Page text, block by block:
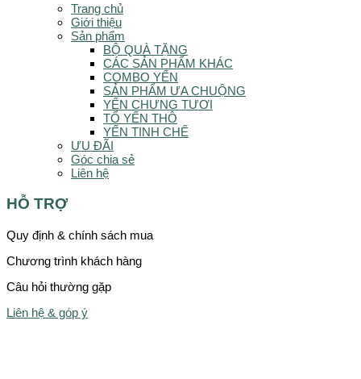
Trang chủ
Giới thiệu
Sản phẩm
BỘ QUÀ TẶNG
CÁC SẢN PHẨM KHÁC
COMBO YẾN
SẢN PHẨM ƯA CHUỘNG
YẾN CHƯNG TƯƠI
TỔ YẾN THÔ
YẾN TINH CHẾ
ƯU ĐÃI
Góc chia sẻ
Liên hệ
HỖ TRỢ
Quy định & chính sách mua
Chương trình khách hàng
Câu hỏi thường gặp
Liên hệ & góp ý